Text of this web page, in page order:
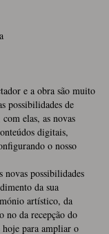
e a obra são muito
possibilidades de
elas, as novas
digitais,
o nosso
novas possibilidades
da sua
artístico, da
no da recepção do
para ampliar o